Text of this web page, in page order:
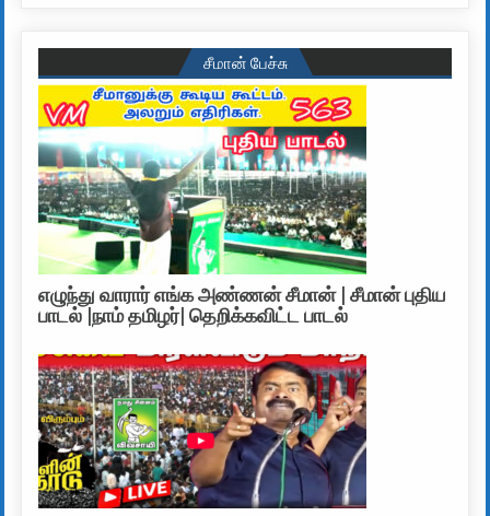
சீமான் பேச்சு
எழுந்து வாரார் எங்க அண்ணன் சீமான் | சீமான் புதிய
பாடல் |நாம் தமிழர்| தெறிக்கவிட்ட பாடல்